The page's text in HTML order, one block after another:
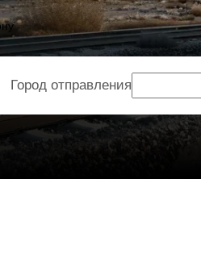
Город отправления